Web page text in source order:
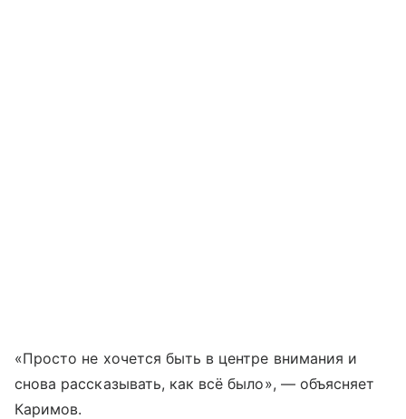
«Просто не хочется быть в центре внимания и
снова рассказывать, как всё было», — объясняет
Каримов.